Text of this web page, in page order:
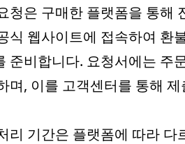
청은 구매한 플랫폼을 통해
식 웹사이트에 접속하여 환
준비합니다. 요청서에는 주
며, 이를 고객센터를 통해
리 기간은 플랫폼에 따라 다